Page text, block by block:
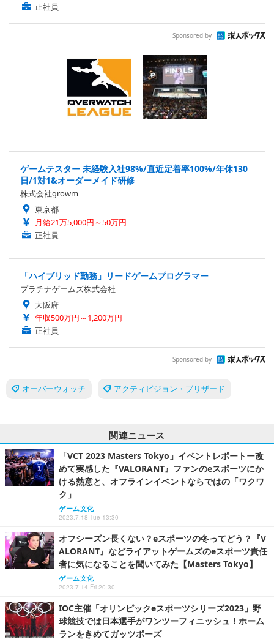
正社員
Sponsored by
ゲームテスター 未経験入社98%/直近定着率100%/年休130
日/1対1&オーダーメイド研修
株式会社growm
東京都
月給21万5,000円～50万円
正社員
「ハイブリッド勤務」リードゲームプログラマー
プラチナゲームズ株式会社
大阪府
年収500万円～1,200万円
正社員
Sponsored by
オーバーウォッチ アクティビジョン・ブリザード
関連ニュース
「VCT 2023 Masters Tokyo」イベントレポートー改
めて実感した『VALORANT』ファンのeスポーツにか
ける熱意と、オフラインイベントならではの「ワクワ
ク」
ゲーム文化
2023.7.18 Tue 13:30
オフシーズン長くない？eスポーツの冬ってどう？『V
ALORANT』などライアットゲームズのeスポーツ責任
者に気になることを聞いてみた【Masters Tokyo】
ゲーム文化
2023.7.14 Fri 20:30
IOC主催「オリンピックeスポーツシリーズ2023」野
球競技では日本選手がワンツーフィニッシュ！ホーム
ランをきめてガッツポーズ